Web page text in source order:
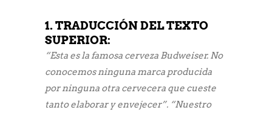
1. TRADUCCIÓN DEL TEXTO
SUPERIOR:
“Esta es la famosa cerveza Budweiser. No
conocemos ninguna marca producida
por ninguna otra cervecera que cueste
tanto elaborar y envejecer”. “Nuestro